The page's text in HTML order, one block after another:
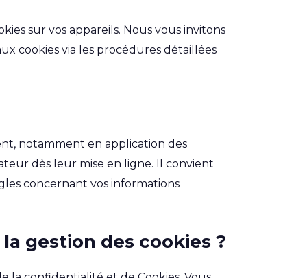
sur vos appareils. Nous vous invitons
cookies via les procédures détaillées
notamment en application des
dès leur mise en ligne. Il convient
concernant vos informations
gestion des cookies ?